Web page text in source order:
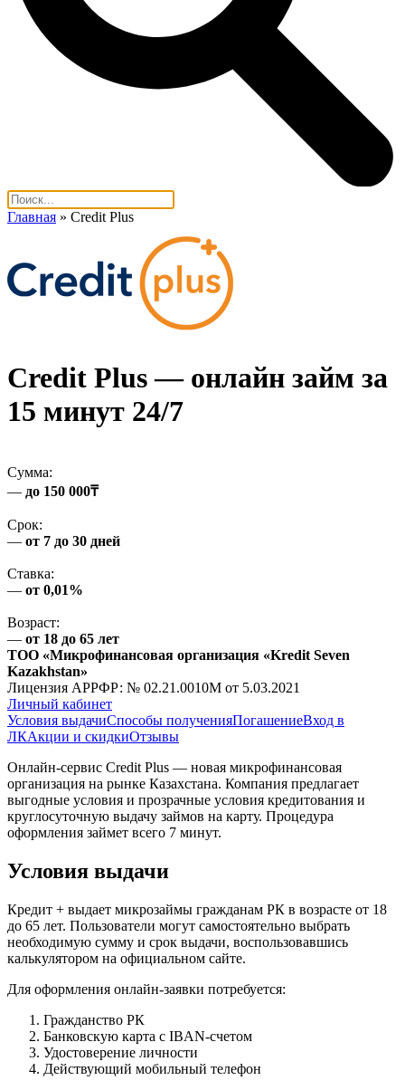
Главная » Credit Plus
Credit Plus — онлайн займ за
15 минут 24/7
Сумма:
— до 150 000₸
Срок:
— от 7 до 30 дней
Ставка:
— от 0,01%
Возраст:
— от 18 до 65 лет
ТОО «Микрофинансовая организация «Kredit Seven
Kazakhstan»
Лицензия АРРФР: № 02.21.0010M от 5.03.2021
Личный кабинет
Условия выдачиСпособы полученияПогашениеВход в
ЛКАкции и скидкиОтзывы
Онлайн-сервис Credit Plus — новая микрофинансовая
организация на рынке Казахстана. Компания предлагает
выгодные условия и прозрачные условия кредитования и
круглосуточную выдачу займов на карту. Процедура
оформления займет всего 7 минут.
Условия выдачи
Кредит + выдает микрозаймы гражданам РК в возрасте от 18
до 65 лет. Пользователи могут самостоятельно выбрать
необходимую сумму и срок выдачи, воспользовавшись
калькулятором на официальном сайте.
Для оформления онлайн-заявки потребуется:
Гражданство РК
Банковскую карта с IBAN-счетом
Удостоверение личности
Действующий мобильный телефон